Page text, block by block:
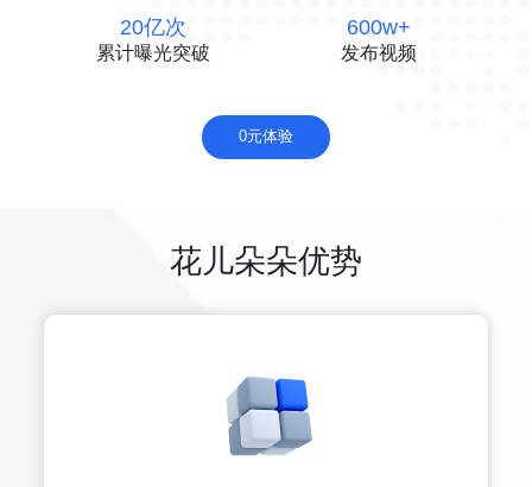
20亿次
累计曝光突破
600w+
发布视频
0元体验
花儿朵朵优势